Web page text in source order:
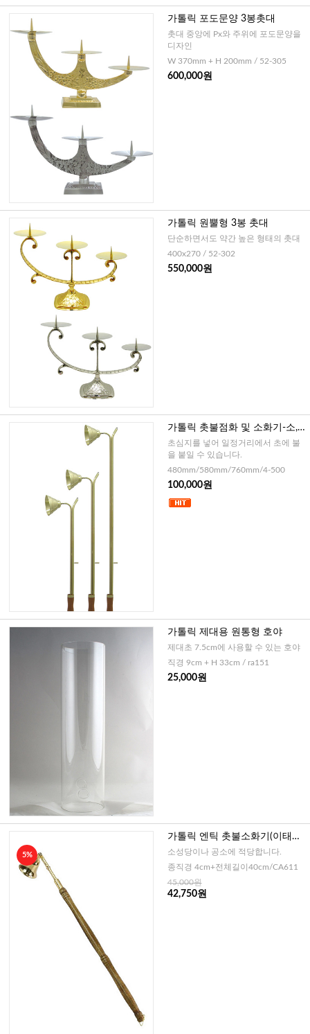
가톨릭 포도문양 3봉촛대
촛대 중앙에 Px와 주위에 포도문양을
디자인
W 370mm + H 200mm / 52-305
600,000원
가톨릭 원뿔형 3봉 촛대
단순하면서도 약간 높은 형태의 촛대
400x270 / 52-302
550,000원
가톨릭 촛불점화 및 소화기-소,
중,대
초심지를 넣어 일정거리에서 초에 불
을 붙일 수 있습니다.
480mm/580mm/760mm/4-500
100,000원
가톨릭 제대용 원통형 호야
제대초 7.5cm에 사용할 수 있는 호야
직경 9cm + H 33cm / ra151
25,000원
5%
가톨릭 엔틱 촛불소화기(이태리)
-40cm
소성당이나 공소에 적당합니다.
종직경 4cm+전체길이40cm/CA611
45,000원
42,750원